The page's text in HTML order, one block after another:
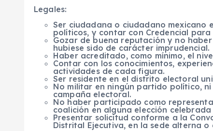
Legales:
Ser ciudadana o ciudadano mexicano
políticos, y contar con Credencial para
Gozar de buena reputación y no
hubiese sido de carácter imprudencial.
Haber acreditado, como mínimo, el
Contar con los conocimientos,
actividades de cada figura.
Ser residente en el distrito electoral
No militar en ningún partido político,
campaña electoral.
No haber participado como
coalición en alguna elección celebrada
Presentar solicitud conforme a la
Distrital Ejecutiva, en la sede alterna o